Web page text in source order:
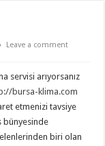
Leave a comment
servisi arıyorsanız
bursa-klima.com
etmenizi tavsiye
bünyesinde
biri olan